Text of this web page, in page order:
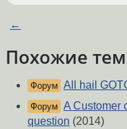
←
Похожие
Форум All hail
Форум A Customer
question (2014)